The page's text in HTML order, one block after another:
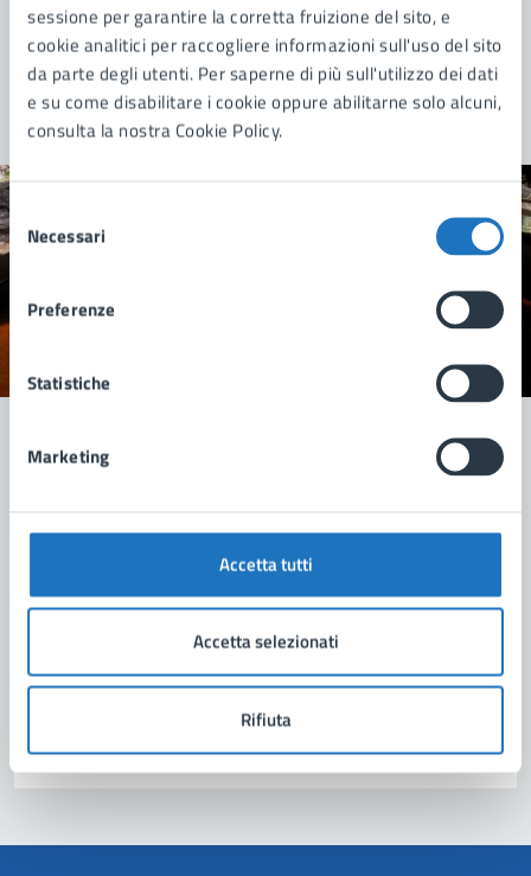
sessione per garantire la corretta fruizione del sito, e
cookie analitici per raccogliere informazioni sull'uso del sito
da parte degli utenti. Per saperne di più sull'utilizzo dei dati
e su come disabilitare i cookie oppure abilitarne solo alcuni,
consulta la nostra Cookie Policy.
Selezione
delNecessari
Preferenze
Statistiche
Marketing
Accetta tutti
Accetta selezionati
Rifiuta
« 1 2 3 4 »
Quanto sono chiare le informazioni su questa
Leggi le domande frequenti
Richiedi assistenza
Prenota appuntamento
Problemi in città
Segnala disservizio